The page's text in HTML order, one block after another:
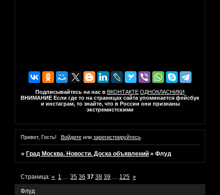
Подписывайтесь на нас в ВКОНТАКТЕ ОДНОКЛАСНИКИ
ВНИМАНИЕ Если где то на страницах сайта упоминается фейсбук
и инстаграм, то знайте, что в России они признаны
экстремистскими
Привет, Гость! Войдитеили зарегистрируйтесь.
» Град Москва. Новости. Доска объявлений »Флуд
Флуд
Страница:« 1 35 36 37 38 39 125 »